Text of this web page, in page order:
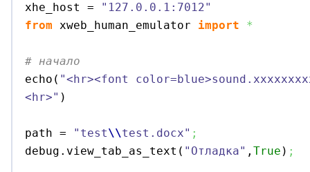
xhe_host =
"127.0.0.1:7012"
from xweb_human_emulator import *
# начало
echo ( "<hr><font
<hr>" )
path = "test\\test.docx" ;
debug. view_tab_as_text ( "Отладка" , True ) ;